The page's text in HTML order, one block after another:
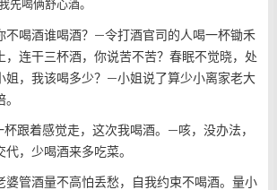
先喝俩舒心酒。
不喝酒谁喝酒？—令打酒官司的人喝一杯锄禾
，连干三杯酒，你说苦不苦？春眠不觉晓，处
姐，我该喝多少？—小姐说了算少小离家老大
跟着感觉走，这次我喝酒。—咳，没办法，
，少喝酒来多吃菜。
婆管酒量不高怕丢愁，自我约束不喝酒。量小